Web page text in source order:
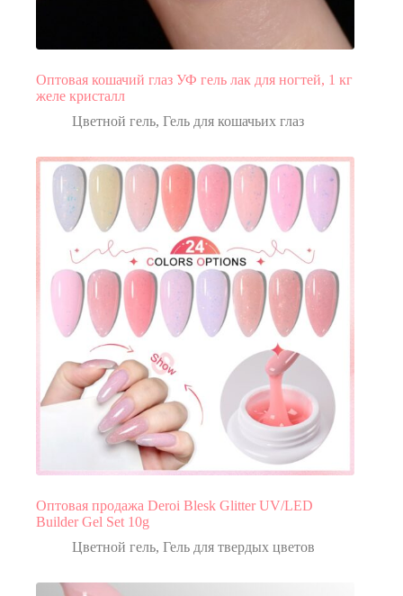
Оптовая кошачий глаз УФ гель лак для ногтей, 1 кг
желе кристалл
Цветной гель, Гель для кошачьих глаз
Оптовая продажа Deroi Blesk Glitter UV/LED
Builder Gel Set 10g
Цветной гель, Гель для твердых цветов